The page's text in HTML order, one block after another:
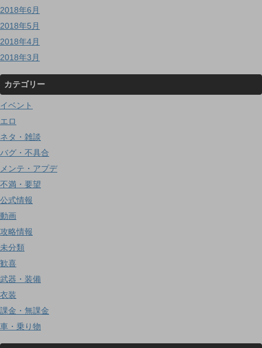
2018年6月
2018年5月
2018年4月
2018年3月
カテゴリー
イベント
エロ
ネタ・雑談
バグ・不具合
メンテ・アプデ
不満・要望
公式情報
動画
攻略情報
未分類
歓喜
武器・装備
衣装
課金・無課金
車・乗り物